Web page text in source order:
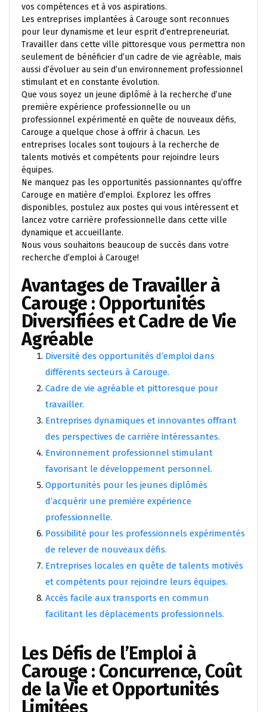
vos compétences et à vos aspirations.
Les entreprises implantées à Carouge sont reconnues
pour leur dynamisme et leur esprit d’entrepreneuriat.
Travailler dans cette ville pittoresque vous permettra non
seulement de bénéficier d’un cadre de vie agréable, mais
aussi d’évoluer au sein d’un environnement professionnel
stimulant et en constante évolution.
Que vous soyez un jeune diplômé à la recherche d’une
première expérience professionnelle ou un
professionnel expérimenté en quête de nouveaux défis,
Carouge a quelque chose à offrir à chacun. Les
entreprises locales sont toujours à la recherche de
talents motivés et compétents pour rejoindre leurs
équipes.
Ne manquez pas les opportunités passionnantes qu’offre
Carouge en matière d’emploi. Explorez les offres
disponibles, postulez aux postes qui vous intéressent et
lancez votre carrière professionnelle dans cette ville
dynamique et accueillante.
Nous vous souhaitons beaucoup de succès dans votre
recherche d’emploi à Carouge!
Avantages de Travailler à
Carouge : Opportunités
Diversifiées et Cadre de Vie
Agréable
Diversité des opportunités d’emploi dans
différents secteurs à Carouge.
Cadre de vie agréable et pittoresque pour
travailler.
Entreprises dynamiques et innovantes offrant
des perspectives de carrière intéressantes.
Environnement professionnel stimulant
favorisant le développement personnel.
Opportunités pour les jeunes diplômés
d’acquérir une première expérience
professionnelle.
Possibilité pour les professionnels expérimentés
de relever de nouveaux défis.
Entreprises locales en quête de talents motivés
et compétents pour rejoindre leurs équipes.
Accès facile aux transports en commun
facilitant les déplacements professionnels.
Les Défis de l’Emploi à
Carouge : Concurrence, Coût
de la Vie et Opportunités
Limitées